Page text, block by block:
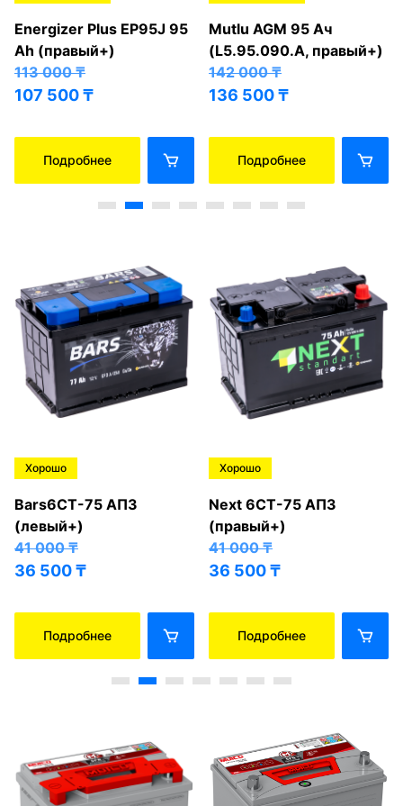
Energizer Plus EP95J 95
Ah (правый+)
113 000₸
107 500₸
Подробнее
Mutlu AGM 95 Ач
(L5.95.090.A, правый+)
142 000₸
136 500₸
Подробнее
Хорошо
Bars6СТ-75 АПЗ
(левый+)
41 000₸
36 500₸
Подробнее
Хорошо
Next 6СТ-75 АПЗ
(правый+)
41 000₸
36 500₸
Подробнее